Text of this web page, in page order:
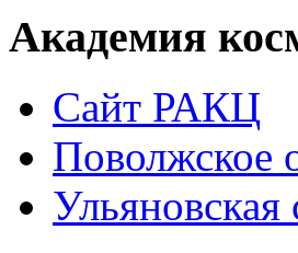
Академия
Сайт РАКЦ
Поволжское
Ульяновская